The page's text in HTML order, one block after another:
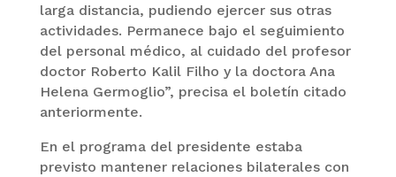
larga distancia, pudiendo ejercer sus otras
actividades. Permanece bajo el seguimiento
del personal médico, al cuidado del profesor
doctor Roberto Kalil Filho y la doctora Ana
Helena Germoglio”, precisa el boletín citado
anteriormente.
En el programa del presidente estaba
previsto mantener relaciones bilaterales con